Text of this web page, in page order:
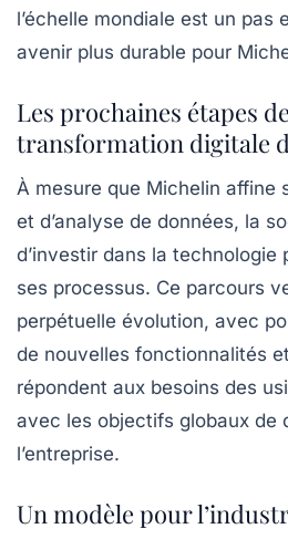
l’échelle mondiale est un pas
avenir plus durable pour
Les prochaines étapes
transformation digitale
À mesure que Michelin affine
et d’analyse de données, la
d’investir dans la technologie
ses processus. Ce parcours
perpétuelle évolution, avec
de nouvelles fonctionnalités
répondent aux besoins des
avec les objectifs globaux de
l’entreprise.
Un modèle pour